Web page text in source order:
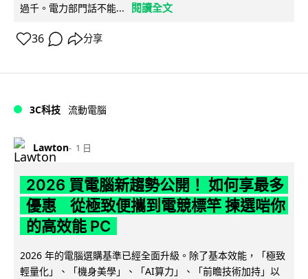
過千。電力部門話不能...
閱讀全文
36 分享
3C科技 流動電腦
Lawton 1 日
2026 買電腦新趨勢公開！ 如何享最多
優惠 從極致便攜到電競標竿 揀選啱你
的高效能 PC
2026 年的電腦選購基準已經全面升級。除了基本效能，「極致
輕量化」、「機身美學」、「AI算力」、「前瞻技術加持」以